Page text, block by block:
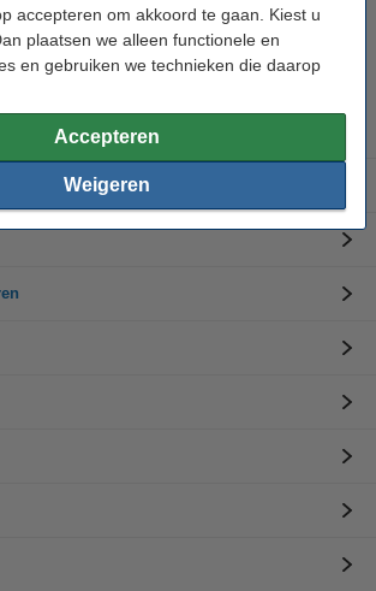
accepteren om akkoord te gaan. Kiest u
plaatsen we alleen functionele en
en gebruiken we technieken die daarop
Accepteren
Weigeren
nodig? Bel ons op 0294-787125
werkdagen van 9.00 tot 17.30 uur